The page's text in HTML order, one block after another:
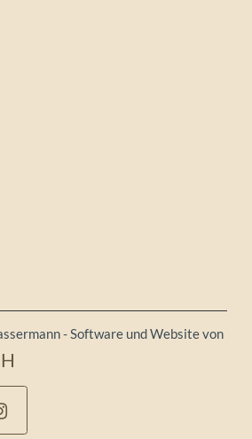
- Software und Website von